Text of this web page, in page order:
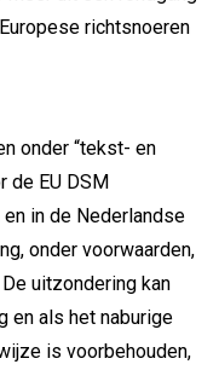
richtsnoeren
onder “tekst- en
de EU DSM
in de Nederlandse
onder voorwaarden,
uitzondering kan
en als het naburige
is voorbehouden,